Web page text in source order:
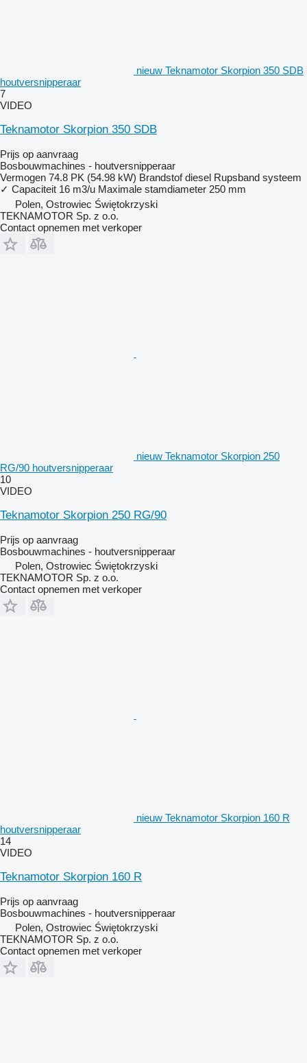
nieuw Teknamotor Skorpion 350 SDB
houtversnipperaar
7
VIDEO
Teknamotor Skorpion 350 SDB
Prijs op aanvraag
Bosbouwmachines - houtversnipperaar
Vermogen 74.8 PK (54.98 kW) Brandstof diesel Rupsband systeem
✓ Capaciteit 16 m3/u Maximale stamdiameter 250 mm
Polen, Ostrowiec Świętokrzyski
TEKNAMOTOR Sp. z o.o.
Contact opnemen met verkoper
nieuw Teknamotor Skorpion 250
RG/90 houtversnipperaar
10
VIDEO
Teknamotor Skorpion 250 RG/90
Prijs op aanvraag
Bosbouwmachines - houtversnipperaar
Polen, Ostrowiec Świętokrzyski
TEKNAMOTOR Sp. z o.o.
Contact opnemen met verkoper
nieuw Teknamotor Skorpion 160 R
houtversnipperaar
14
VIDEO
Teknamotor Skorpion 160 R
Prijs op aanvraag
Bosbouwmachines - houtversnipperaar
Polen, Ostrowiec Świętokrzyski
TEKNAMOTOR Sp. z o.o.
Contact opnemen met verkoper